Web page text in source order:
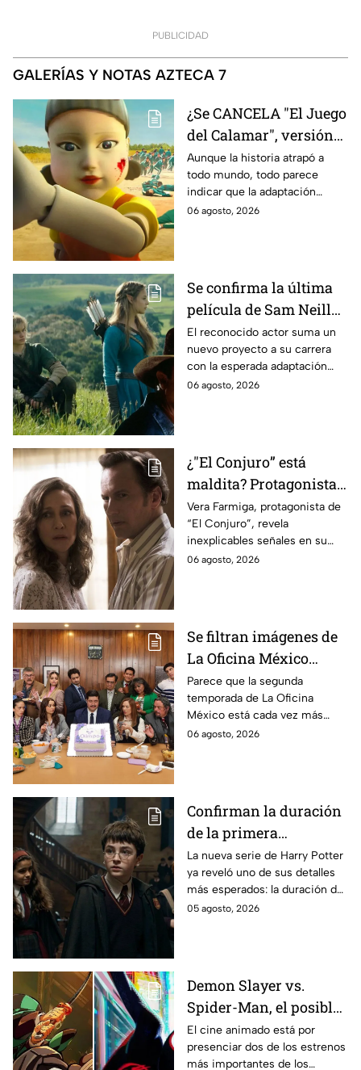
PUBLICIDAD
GALERÍAS Y NOTAS AZTECA 7
¿Se CANCELA "El Juego
del Calamar", versión
Estados Unidos? Esto
es lo que se sabe al
momento
Aunque la historia atrapó a
todo mundo, todo parece
indicar que la adaptación
podría ser cancelada:
06 agosto, 2026
Se confirma la última
película de Sam Neill
antes de morir: esto es
lo que se sabe hasta
ahora
El reconocido actor suma un
nuevo proyecto a su carrera
con la esperada adaptación
cinematográfica del popular
06 agosto, 2026
¿"El Conjuro” está
maldita? Protagonista
revela INQUIETANTES
señales en su cuerpo
durante la grabación de
la película
Vera Farmiga, protagonista de
“El Conjuro”, revela
inexplicables señales en su
cuerpo durante el rodaje de la
06 agosto, 2026
Se filtran imágenes de
La Oficina México
temporada 2 y un
detalle desata teorías
entre los fans
Parece que la segunda
temporada de La Oficina
México está cada vez más
cerca, pues el elenco ya se
06 agosto, 2026
Confirman la duración
de la primera
temporada de Harry
Potter y emocionará a
los fans de los libros
La nueva serie de Harry Potter
ya reveló uno de sus detalles
más esperados: la duración de
la primera temporada basada
05 agosto, 2026
Demon Slayer vs.
Spider-Man, el posible
gran enfrentamiento
en taquilla del 2027
El cine animado está por
presenciar dos de los estrenos
más importantes de los